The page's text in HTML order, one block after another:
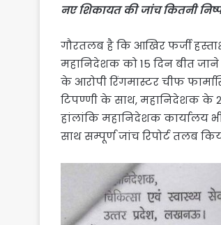
नए शिकायत की जांच कितनी
गौरतलब है कि आखिर फर्जी
महानिदेशक को 15 दिन बीत जाने
के आरोपी रिंगमास्टर चीफ
टिपण्णी के साथ, महानिदेशक के
हांलांकि महानिदेशक कार्यालय
साथ सम्पूर्ण जांच रिपोर्ट तलब